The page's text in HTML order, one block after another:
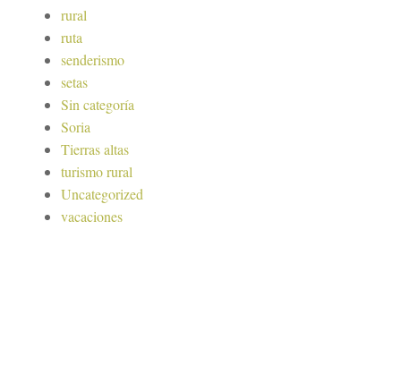
rural
ruta
senderismo
setas
Sin categoría
Soria
Tierras altas
turismo rural
Uncategorized
vacaciones